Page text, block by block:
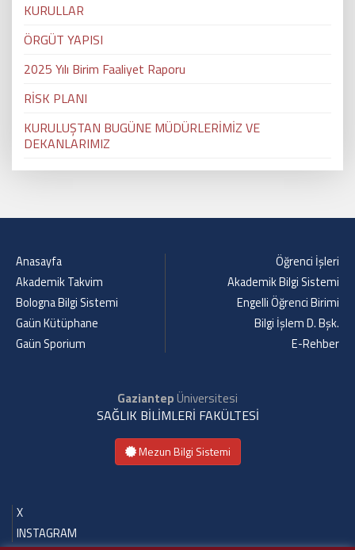
KURULLAR
ÖRGÜT YAPISI
2025 Yılı Birim Faaliyet Raporu
RİSK PLANI
KURULUŞTAN BUGÜNE MÜDÜRLERİMİZ VE
DEKANLARIMIZ
Anasayfa
Akademik Takvim
Bologna Bilgi Sistemi
Gaün Kütüphane
Gaün Sporium
Öğrenci İşleri
Akademik Bilgi Sistemi
Engelli Öğrenci Birimi
Bilgi İşlem D. Bşk.
E-Rehber
GaziantepÜniversitesi
SAĞLIK BİLİMLERİ FAKÜLTESİ
Mezun Bilgi Sistemi
X
INSTAGRAM